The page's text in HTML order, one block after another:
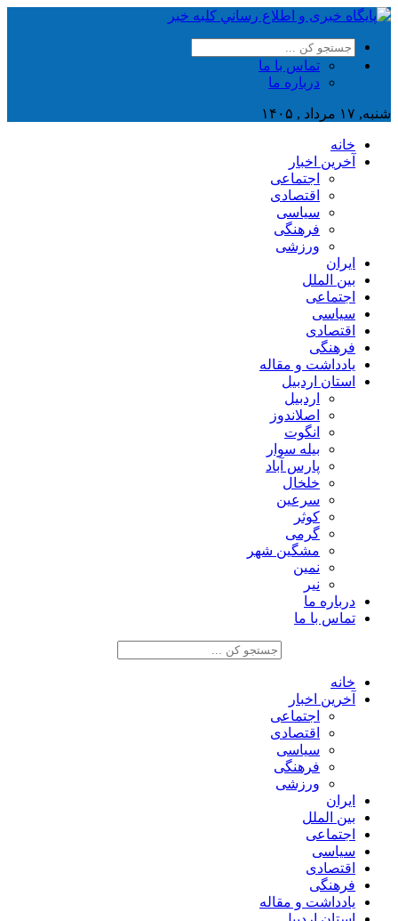
تماس با ما
درباره ما
شنبه, ۱۷ مرداد , ۱۴۰۵
خانه
آخرین اخبار
اجتماعی
اقتصادی
سیاسی
فرهنگی
ورزشی
ایران
بین الملل
اجتماعی
سیاسی
اقتصادی
فرهنگی
یادداشت و مقاله
استان اردبیل
اردبیل
اصلاندوز
انگوت
بیله سوار
پارس آباد
خلخال
سرعین
کوثر
گرمی
مشگین شهر
نمین
نیر
درباره ما
تماس با ما
خانه
آخرین اخبار
اجتماعی
اقتصادی
سیاسی
فرهنگی
ورزشی
ایران
بین الملل
اجتماعی
سیاسی
اقتصادی
فرهنگی
یادداشت و مقاله